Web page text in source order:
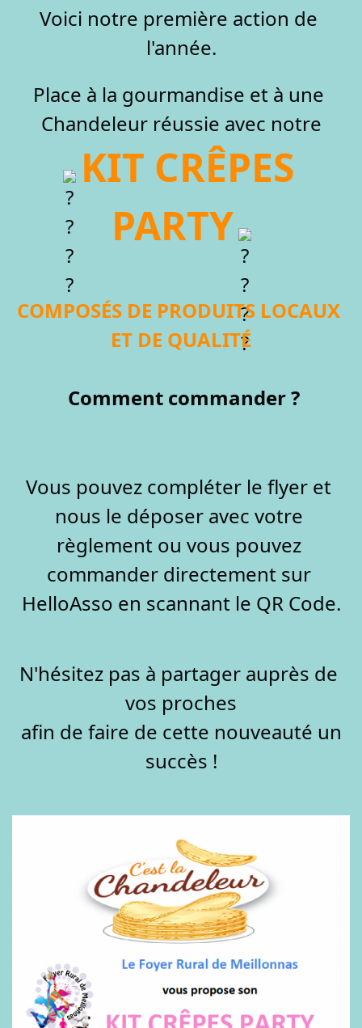
Voici notre première action de
l'année.
Place à la gourmandise et à une
Chandeleur réussie avec notre
KIT CRÊPES
PARTY
COMPOSÉS DE PRODUITS LOCAUX
ET DE QUALITÉ
Comment commander ?
Vous pouvez compléter le flyer et
nous le déposer avec votre
règlement ou vous pouvez
commander directement sur
HelloAsso en scannant le QR Code.
N'hésitez pas à partager auprès de
vos proches
succès !